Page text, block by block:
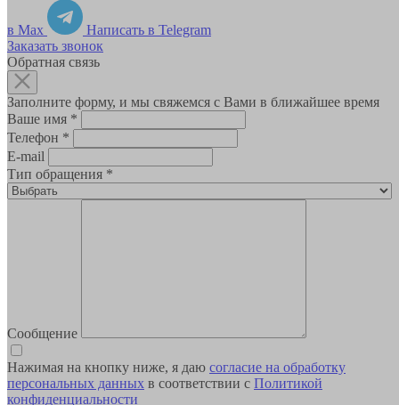
в Max
Написать в Telegram
Заказать звонок
Обратная связь
Заполните форму, и мы свяжемся с Вами в ближайшее время
Ваше имя *
Телефон *
E-mail
Тип обращения *
Сообщение
Нажимая на кнопку ниже, я даю согласие на обработку
персональных данных в соответствии с Политикой
конфиденциальности